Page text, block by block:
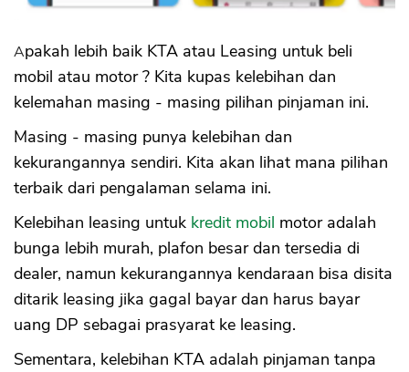
2. Harus Bayar Uang Muka DP
4. Penagihan DC Lapangan ke Rumah
5. Tarikan Kendaraan oleh Leasing Jika
Gagal Bayar
6. Kewajiban Bayar Biaya dan Denda
Tabel Perbandingan KTA dan Leasing
a. Jaminan
b. Bunga
c. DP Uang Muka
d. Survey Nasabah
e. Biaya
f. Tarikan Kendaraan Gagal Bayar
g. Pencairan Pinjaman
Apakah lebih baik KTA atau Leasing untuk beli
mobil atau motor ? Kita kupas kelebihan dan
kelemahan masing - masing pilihan pinjaman ini.
Masing - masing punya kelebihan dan
kekurangannya sendiri. Kita akan lihat mana pilihan
terbaik dari pengalaman selama ini.
Kelebihan leasing untuk kredit mobil motor adalah
bunga lebih murah, plafon besar dan tersedia di
dealer, namun kekurangannya kendaraan bisa disita
ditarik leasing jika gagal bayar dan harus bayar
uang DP sebagai prasyarat ke leasing.
Sementara, kelebihan KTA adalah pinjaman tanpa